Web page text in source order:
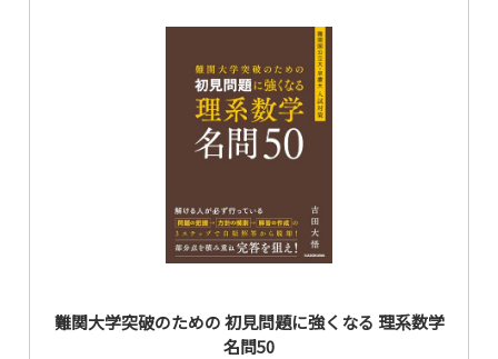
難関大学突破のための 初見問題に強くなる 理系数学
名問50